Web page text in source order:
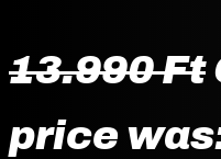
13.990Ft
price